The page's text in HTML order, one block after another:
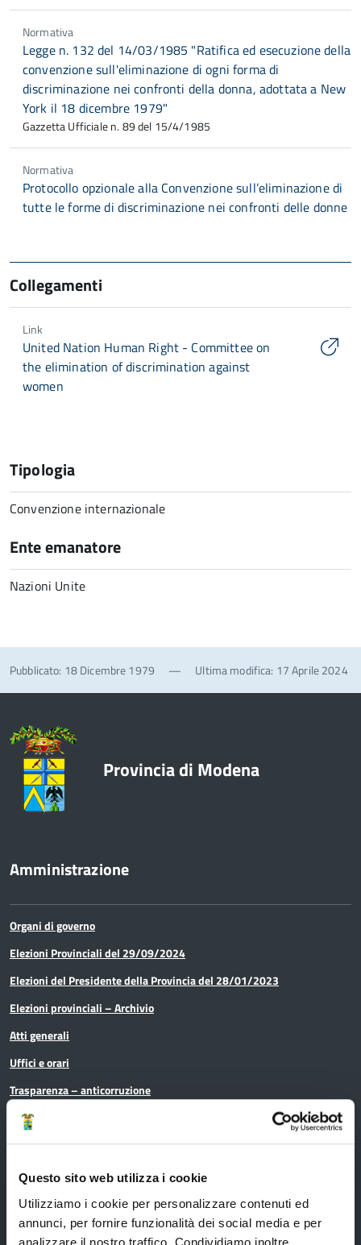
Questo sito web utilizza i cookie
Utilizziamo i cookie per personalizzare contenuti ed
annunci, per fornire funzionalità dei social media e per
analizzare il nostro traffico. Condividiamo inoltre
Normativa
Legge n. 132 del 14/03/1985 "Ratifica ed esecuzione della
convenzione sull'eliminazione di ogni forma di
discriminazione nei confronti della donna, adottata a New
York il 18 dicembre 1979"
Gazzetta Ufficiale n. 89 del 15/4/1985
Normativa
Protocollo opzionale alla Convenzione sull’eliminazione di
tutte le forme di discriminazione nei confronti delle donne
Collegamenti
Link
United Nation Human Right - Committee on
the elimination of discrimination against
women
Tipologia
Convenzione internazionale
Ente emanatore
Nazioni Unite
Pubblicato: 18 Dicembre 1979 — Ultima modifica: 17 Aprile 2024
Provincia di Modena
Amministrazione
Organi di governo
Elezioni Provinciali del 29/09/2024
Elezioni del Presidente della Provincia del 28/01/2023
Elezioni provinciali – Archivio
Atti generali
Uffici e orari
Trasparenza – anticorruzione
CUG – Comitato Unico di Garanzia per le Pari Opportunità
Certificazione di qualità
Servizi